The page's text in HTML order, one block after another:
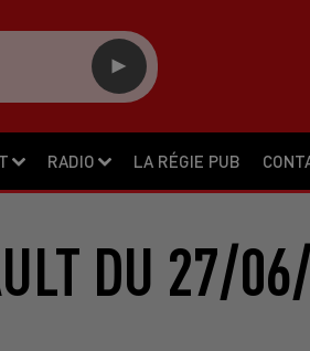
RADIO LA RÉGIE PUB
DU 27/